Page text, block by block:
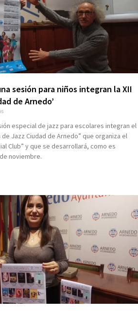
sesión para niños integran la XII
de Arnedo’
especial de jazz para escolares integran el
Jazz Ciudad de Arnedo” que organiza el
Club” y que se desarrollará, como es
noviembre.